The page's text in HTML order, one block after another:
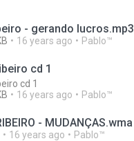
- gerando lucros.mp3
16 years ago Pablo™
cd 1
cd 1
16 years ago Pablo™
- MUDANÇAS.wma
16 years ago Pablo™